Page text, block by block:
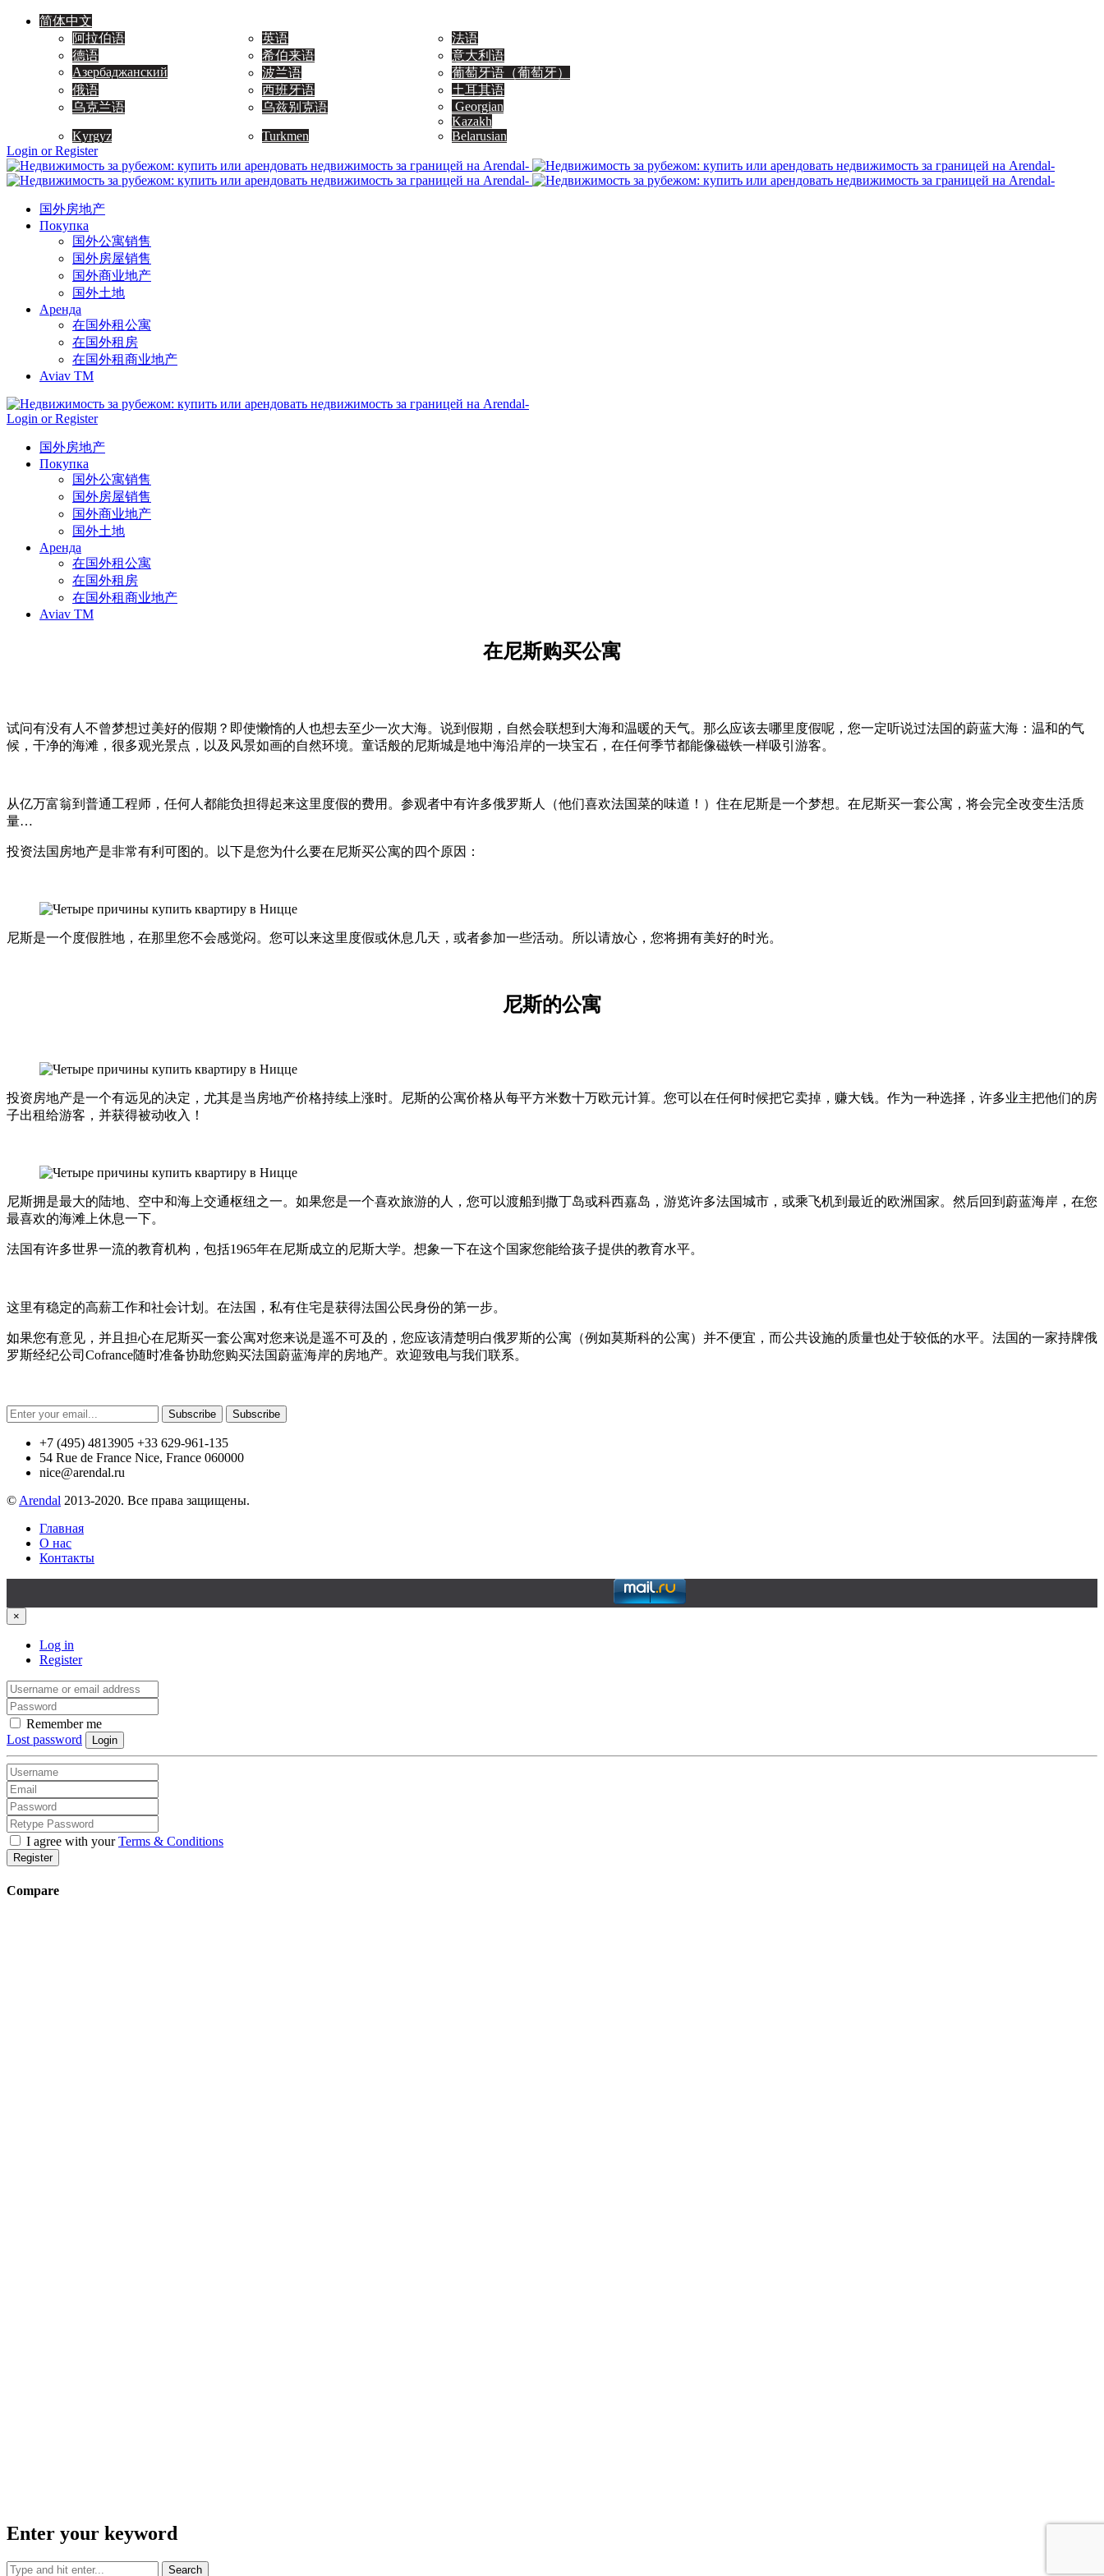
简体中文
阿拉伯语
英语
法语
德语
希伯来语
意大利语
Азербаджанский
波兰语
葡萄牙语（葡萄牙）
俄语
西班牙语
土耳其语
乌克兰语
乌兹别克语
Georgian
Kazakh
Kyrgyz
Turkmen
Belarusian
Login or Register
国外房地产
Покупка
国外公寓销售
国外房屋销售
国外商业地产
国外土地
Аренда
在国外租公寓
在国外租房
在国外租商业地产
Aviav TM
Login or Register
国外房地产
Покупка
国外公寓销售
国外房屋销售
国外商业地产
国外土地
Аренда
在国外租公寓
在国外租房
在国外租商业地产
Aviav TM
在尼斯购买公寓
试问有没有人不曾梦想过美好的假期？即使懒惰的人也想去至少一次大海。说到假期，自然会联想到大海和温暖的天气。那么应该去哪里度假呢，您一定听说过法国的蔚蓝大海：温和的气
候，干净的海滩，很多观光景点，以及风景如画的自然环境。童话般的尼斯城是地中海沿岸的一块宝石，在任何季节都能像磁铁一样吸引游客。
从亿万富翁到普通工程师，任何人都能负担得起来这里度假的费用。参观者中有许多俄罗斯人（他们喜欢法国菜的味道！）住在尼斯是一个梦想。在尼斯买一套公寓，将会完全改变生活质
量…
投资法国房地产是非常有利可图的。以下是您为什么要在尼斯买公寓的四个原因：
尼斯是一个度假胜地，在那里您不会感觉闷。您可以来这里度假或休息几天，或者参加一些活动。所以请放心，您将拥有美好的时光。
尼斯的公寓
投资房地产是一个有远见的决定，尤其是当房地产价格持续上涨时。尼斯的公寓价格从每平方米数十万欧元计算。您可以在任何时候把它卖掉，赚大钱。作为一种选择，许多业主把他们的房
子出租给游客，并获得被动收入！
尼斯拥是最大的陆地、空中和海上交通枢纽之一。如果您是一个喜欢旅游的人，您可以渡船到撒丁岛或科西嘉岛，游览许多法国城市，或乘飞机到最近的欧洲国家。然后回到蔚蓝海岸，在您
最喜欢的海滩上休息一下。
法国有许多世界一流的教育机构，包括1965年在尼斯成立的尼斯大学。想象一下在这个国家您能给孩子提供的教育水平。
这里有稳定的高薪工作和社会计划。在法国，私有住宅是获得法国公民身份的第一步。
如果您有意见，并且担心在尼斯买一套公寓对您来说是遥不可及的，您应该清楚明白俄罗斯的公寓（例如莫斯科的公寓）并不便宜，而公共设施的质量也处于较低的水平。法国的一家持牌俄
罗斯经纪公司Cofrance随时准备协助您购买法国蔚蓝海岸的房地产。欢迎致电与我们联系。
Subscribe Subscribe
+7 (495) 4813905 +33 629-961-135
54 Rue de France Nice, France 060000
nice@arendal.ru
© Arendal 2013-2020. Все права защищены.
Главная
О нас
Контакты
×
Log in
Register
Remember me
Lost password
Login
I agree with yourTerms & Conditions
Register
Compare
Enter your keyword
Search